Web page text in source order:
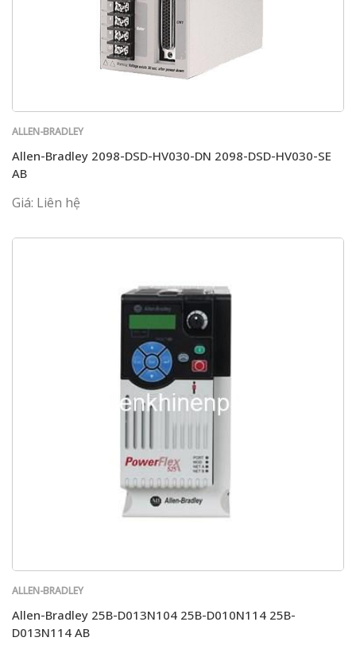
ALLEN-BRADLEY
Allen-Bradley 2098-DSD-HV030-DN 2098-DSD-HV030-SE
AB
Giá: Liên hệ
ALLEN-BRADLEY
Allen-Bradley 25B-D013N104 25B-D010N114 25B-
D013N114 AB